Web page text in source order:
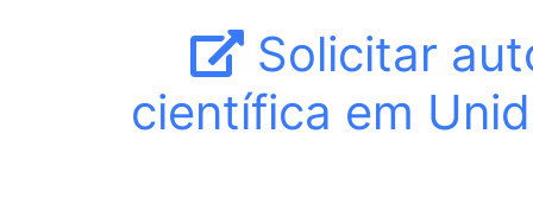
Solicitar
científica em